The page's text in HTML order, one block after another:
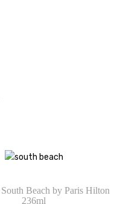
Beach by Paris Hilton
236ml